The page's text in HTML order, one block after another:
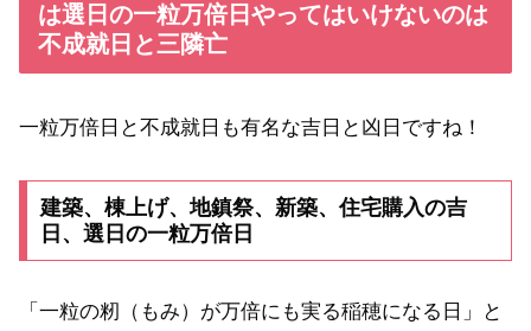
は選日の一粒万倍日やってはいけないのは
不成就日と三隣亡
一粒万倍日と不成就日も有名な吉日と凶日ですね！
建築、棟上げ、地鎮祭、新築、住宅購入の吉
日、選日の一粒万倍日
「一粒の籾（もみ）が万倍にも実る稲穂になる日」と